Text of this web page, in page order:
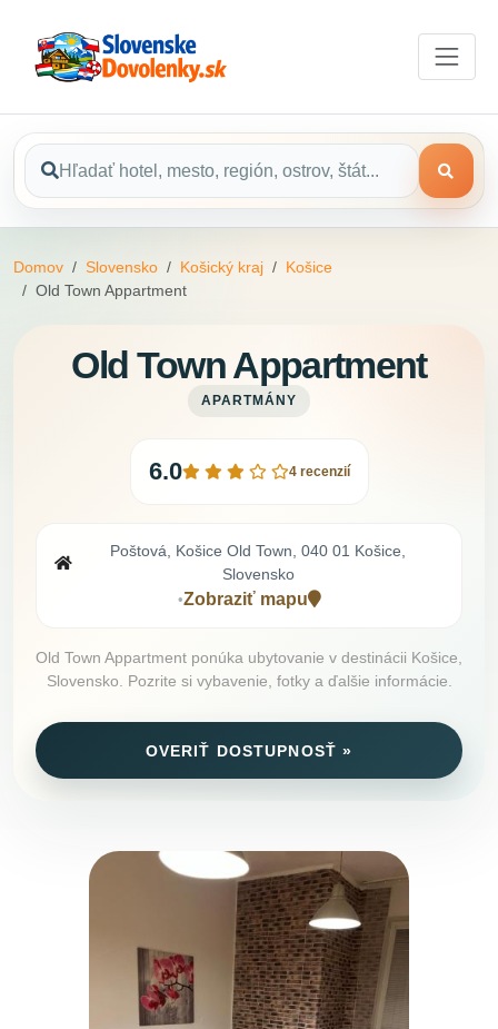
Domov Slovensko Košický kraj
Košice
Old Town Appartment
Old Town Appartment
APARTMÁNY
6.0 4 recenzií
Poštová, Košice Old Town, 040 01 Košice,
Slovensko
•Zobraziť mapu
Old Town Appartment ponúka ubytovanie v destinácii Košice,
Slovensko. Pozrite si vybavenie, fotky a ďalšie informácie.
OVERIŤ DOSTUPNOSŤ »